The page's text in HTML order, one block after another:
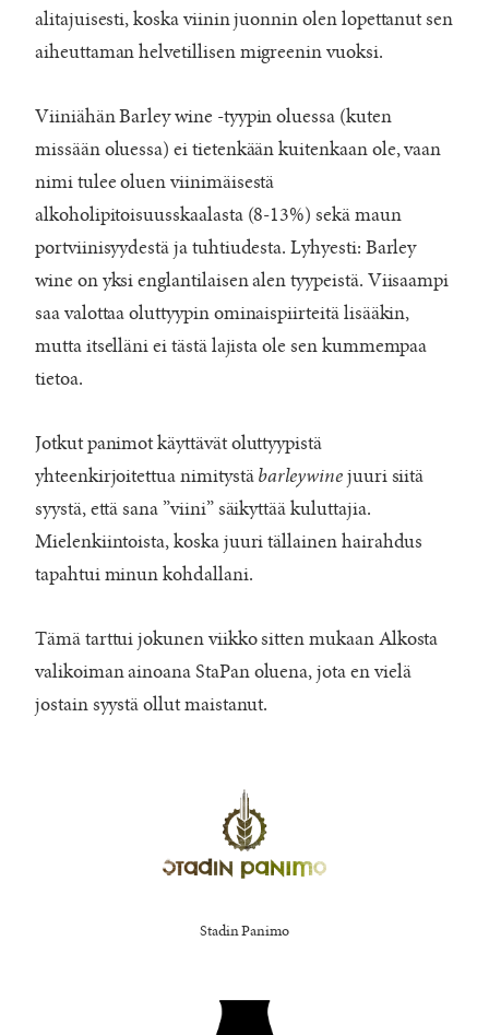
alitajuisesti, koska viinin juonnin olen lopettanut sen
aiheuttaman helvetillisen migreenin vuoksi.
Viiniähän Barley wine -tyypin oluessa (kuten
missään oluessa) ei tietenkään kuitenkaan ole, vaan
nimi tulee oluen viinimäisestä
alkoholipitoisuusskaalasta (8-13%) sekä maun
portviinisyydestä ja tuhtiudesta. Lyhyesti: Barley
wine on yksi englantilaisen alen tyypeistä. Viisaampi
saa valottaa oluttyypin ominaispiirteitä lisääkin,
mutta itselläni ei tästä lajista ole sen kummempaa
tietoa.
Jotkut panimot käyttävät oluttyypistä
yhteenkirjoitettua nimitystä barleywinejuuri siitä
syystä, että sana ”viini” säikyttää kuluttajia.
Mielenkiintoista, koska juuri tällainen hairahdus
tapahtui minun kohdallani.
Tämä tarttui jokunen viikko sitten mukaan Alkosta
valikoiman ainoana StaPan oluena, jota en vielä
jostain syystä ollut maistanut.
Stadin Panimo